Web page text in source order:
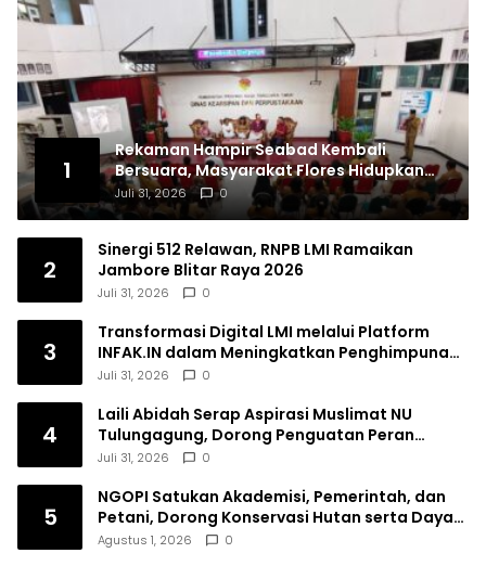
1
Rekaman Hampir Seabad Kembali
Bersuara, Masyarakat Flores Hidupkan
Lagi Ingatan Leluhur
Juli 31, 2026 0
2
Sinergi 512 Relawan, RNPB LMI Ramaikan
Jambore Blitar Raya 2026
Juli 31, 2026 0
3
Transformasi Digital LMI melalui Platform
INFAK.IN dalam Meningkatkan Penghimpunan
Dana Filantropi Islam
Juli 31, 2026 0
4
Laili Abidah Serap Aspirasi Muslimat NU
Tulungagung, Dorong Penguatan Peran
Perempuan
Juli 31, 2026 0
5
NGOPI Satukan Akademisi, Pemerintah, dan
Petani, Dorong Konservasi Hutan serta Daya
Saing Kopi Tulungagung
Agustus 1, 2026 0